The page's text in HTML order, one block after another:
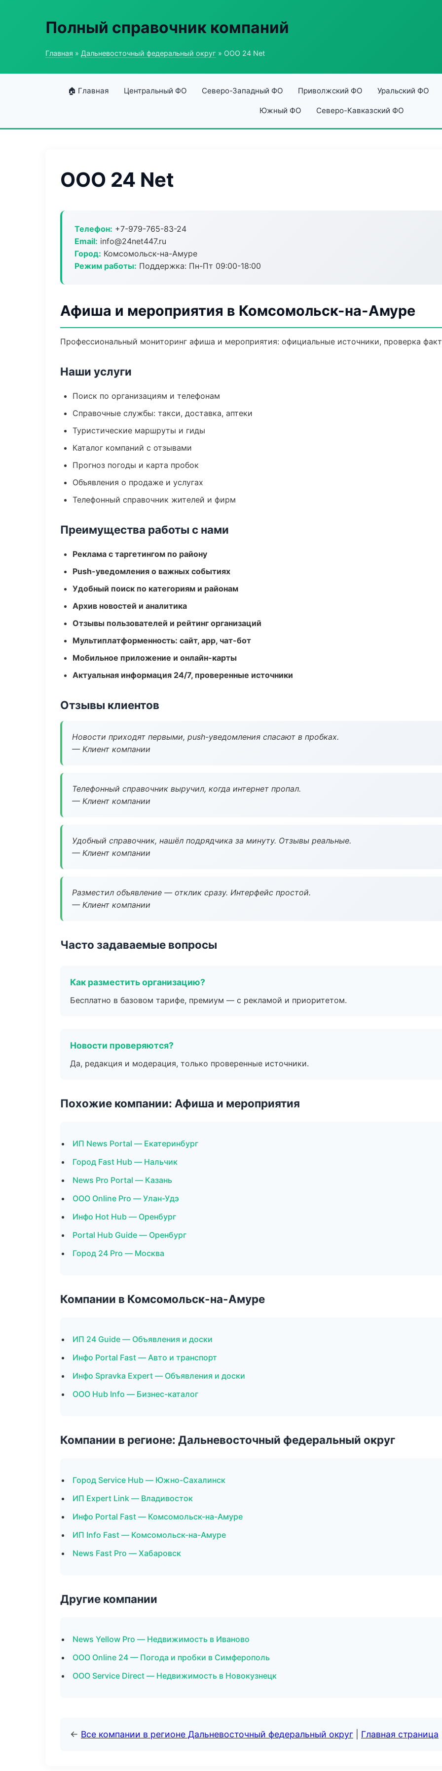
Полный справочник компаний
Главная » Дальневосточный федеральный округ » ООО 24 Net
🏠 Главная Центральный ФО Северо-Западный ФО Приволжский ФО Уральский ФО
Южный ФО Северо-Кавказский ФО
ООО 24 Net
Телефон: +7-979-765-83-24
Email: info@24net447.ru
Город: Комсомольск-на-Амуре
Режим работы: Поддержка: Пн-Пт 09:00-18:00
Афиша и мероприятия в Комсомольск-на-Амуре
Профессиональный мониторинг афиша и мероприятия: официальные источники, проверка
Наши услуги
Поиск по организациям и телефонам
Справочные службы: такси, доставка, аптеки
Туристические маршруты и гиды
Каталог компаний с отзывами
Прогноз погоды и карта пробок
Объявления о продаже и услугах
Телефонный справочник жителей и фирм
Преимущества работы с нами
Реклама с таргетингом по району
Push-уведомления о важных событиях
Удобный поиск по категориям и районам
Архив новостей и аналитика
Отзывы пользователей и рейтинг организаций
Мультиплатформенность: сайт, app, чат-бот
Мобильное приложение и онлайн-карты
Актуальная информация 24/7, проверенные источники
Отзывы клиентов
Новости приходят первыми, push-уведомления спасают в пробках.
— Клиент компании
Телефонный справочник выручил, когда интернет пропал.
— Клиент компании
Удобный справочник, нашёл подрядчика за минуту. Отзывы реальные.
— Клиент компании
Разместил объявление — отклик сразу. Интерфейс простой.
— Клиент компании
Часто задаваемые вопросы
Как разместить организацию?
Бесплатно в базовом тарифе, премиум — с рекламой и приоритетом.
Новости проверяются?
Да, редакция и модерация, только проверенные источники.
Похожие компании: Афиша и мероприятия
ИП News Portal — Екатеринбург
Город Fast Hub — Нальчик
News Pro Portal — Казань
ООО Online Pro — Улан-Удэ
Инфо Hot Hub — Оренбург
Portal Hub Guide — Оренбург
Город 24 Pro — Москва
Компании в Комсомольск-на-Амуре
ИП 24 Guide — Объявления и доски
Инфо Portal Fast — Авто и транспорт
Инфо Spravka Expert — Объявления и доски
ООО Hub Info — Бизнес-каталог
Компании в регионе: Дальневосточный федеральный округ
Город Service Hub — Южно-Сахалинск
ИП Expert Link — Владивосток
Инфо Portal Fast — Комсомольск-на-Амуре
ИП Info Fast — Комсомольск-на-Амуре
News Fast Pro — Хабаровск
Другие компании
News Yellow Pro — Недвижимость в Иваново
ООО Online 24 — Погода и пробки в Симферополь
ООО Service Direct — Недвижимость в Новокузнецк
← Все компании в регионе Дальневосточный федеральный округ Главная страница